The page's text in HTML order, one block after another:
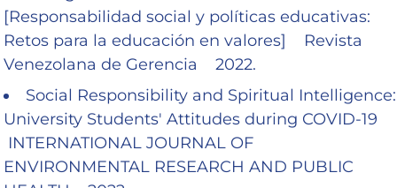
[Responsabilidad social y políticas educativas:
Retos para la educación en valores] Revista
Venezolana de Gerencia 2022.
Social Responsibility and Spiritual Intelligence:
University Students' Attitudes during COVID-19
INTERNATIONAL JOURNAL OF
ENVIRONMENTAL RESEARCH AND PUBLIC